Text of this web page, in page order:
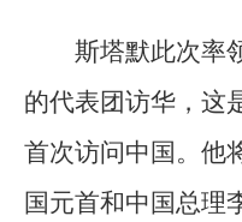
斯塔默此次率
的代表团访华，这
首次访问中国。他
国元首和中国总理